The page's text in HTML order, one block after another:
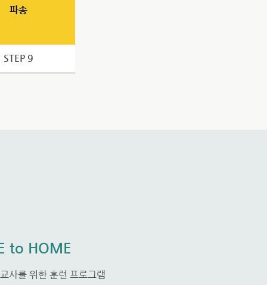
파송
STEP 9
to HOME
사를 위한 훈련 프로그램